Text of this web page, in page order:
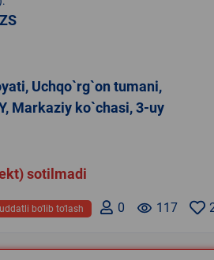
Uchqo`rg`on tumani,
Markaziy ko`chasi, 3-uy
sotilmadi
remove_red_eye 117
0
bo‘lib to‘lash